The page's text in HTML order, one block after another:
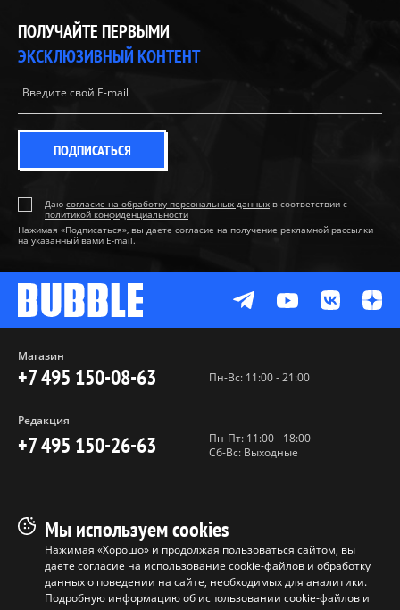
ПОЛУЧАЙТЕ ПЕРВЫМИ
ЭКСКЛЮЗИВНЫЙ КОНТЕНТ
ПОДПИСАТЬСЯ
Даю согласие на обработку персональных данных в соответствии с
политикой конфиденциальности
Нажимая «Подписаться», вы даете согласие на получение рекламной рассылки
на указанный вами E-mail.
Магазин
+7 495 150-08-63 Пн-Вс: 11:00 - 21:00
Редакция
+7 495 150-26-63
Пн-Пт: 11:00 - 18:00
Сб-Вс: Выходные
Пользовательское соглашение
Политика конфиденциальности
Программа лояльности
Условия продажи продукции
Мы используем cookies
Нажимая «Хорошо» и продолжая пользоваться сайтом, вы
даете согласие на использование cookie-файлов и обработку
данных о поведении на сайте, необходимых для аналитики.
Подробную информацию об использовании cookie-файлов и